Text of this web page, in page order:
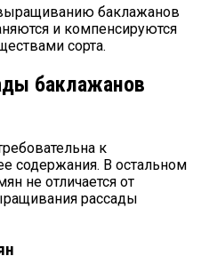
баклажанов
и компенсируются
сорта.
баклажанов
к
содержания. В остальном
не отличается от
рассады